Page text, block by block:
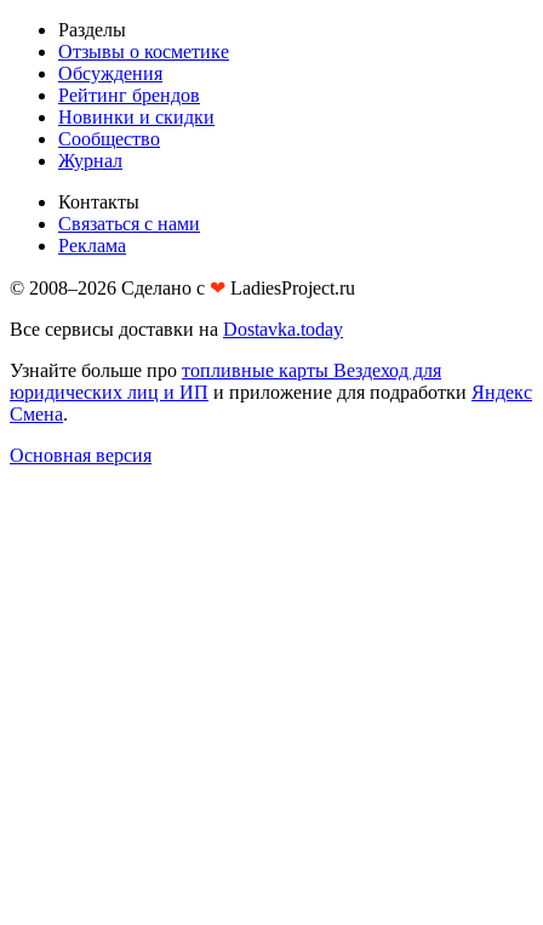
Разделы
Отзывы о косметике
Обсуждения
Рейтинг брендов
Новинки и скидки
Сообщество
Журнал
Контакты
Связаться с нами
Реклама
© 2008–2026 Сделано с ❤︎ LadiesProject.ru
Все сервисы доставки на Dostavka.today
Узнайте больше про топливные карты Вездеход для
юридических лиц и ИП и приложение для подработки Яндекс
Смена.
Основная версия